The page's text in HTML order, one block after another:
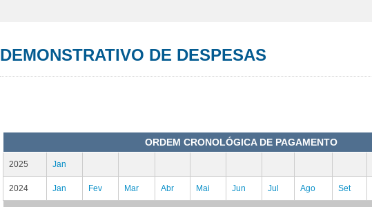
DEMONSTRATIVO DE DESPESAS
ORDEM CRONOLÓGICA DE PAGAMENTO
2025 Jan
2024 Jan Fev Mar Abr Mai Jun Jul Ago Set